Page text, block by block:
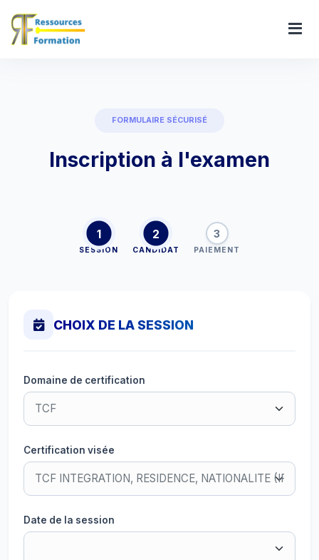
FORMULAIRE SÉCURISÉ
Inscription à l'examen
1
SESSION
2
CANDIDAT
3
PAIEMENT
CHOIX DE LA SESSION
Domaine de certification
Certification visée
Date de la session